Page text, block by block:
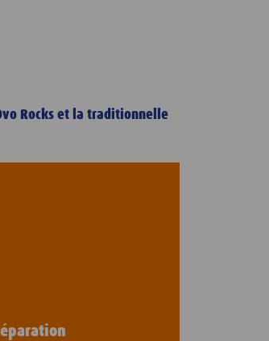
Rocks et la traditionnelle